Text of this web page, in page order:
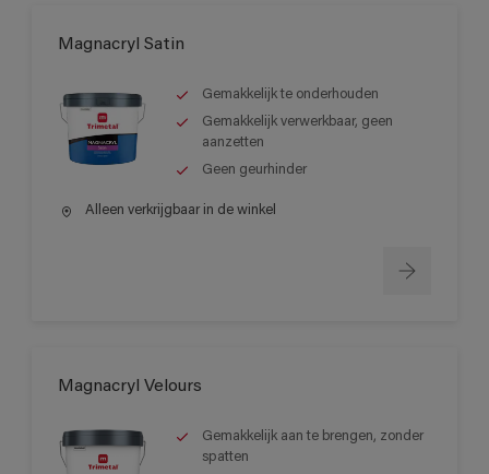
Magnacryl Satin
Gemakkelijk te onderhouden
Gemakkelijk verwerkbaar, geen
aanzetten
Geen geurhinder
Alleen verkrijgbaar in de winkel
Magnacryl Velours
Gemakkelijk aan te brengen, zonder
spatten